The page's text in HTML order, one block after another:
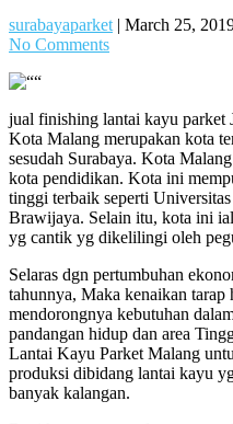
surabayaparket | March 25,
No Comments
jual finishing lantai kayu parket
Kota Malang merupakan kota
sesudah Surabaya. Kota
kota pendidikan. Kota ini
tinggi terbaik seperti
Brawijaya. Selain itu, kota ini
yg cantik yg dikelilingi oleh
Selaras dgn pertumbuhan
tahunnya, Maka kenaikan
mendorongnya kebutuhan
pandangan hidup dan area
Lantai Kayu Parket Malang
produksi dibidang lantai kayu
banyak kalangan.